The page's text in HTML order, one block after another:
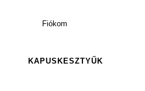
Fiókom
KAPUSKESZTYŰK